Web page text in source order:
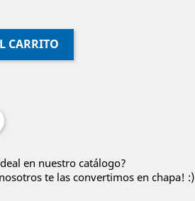
CARRITO
en nuestro catálogo?
te las convertimos en chapa! :)